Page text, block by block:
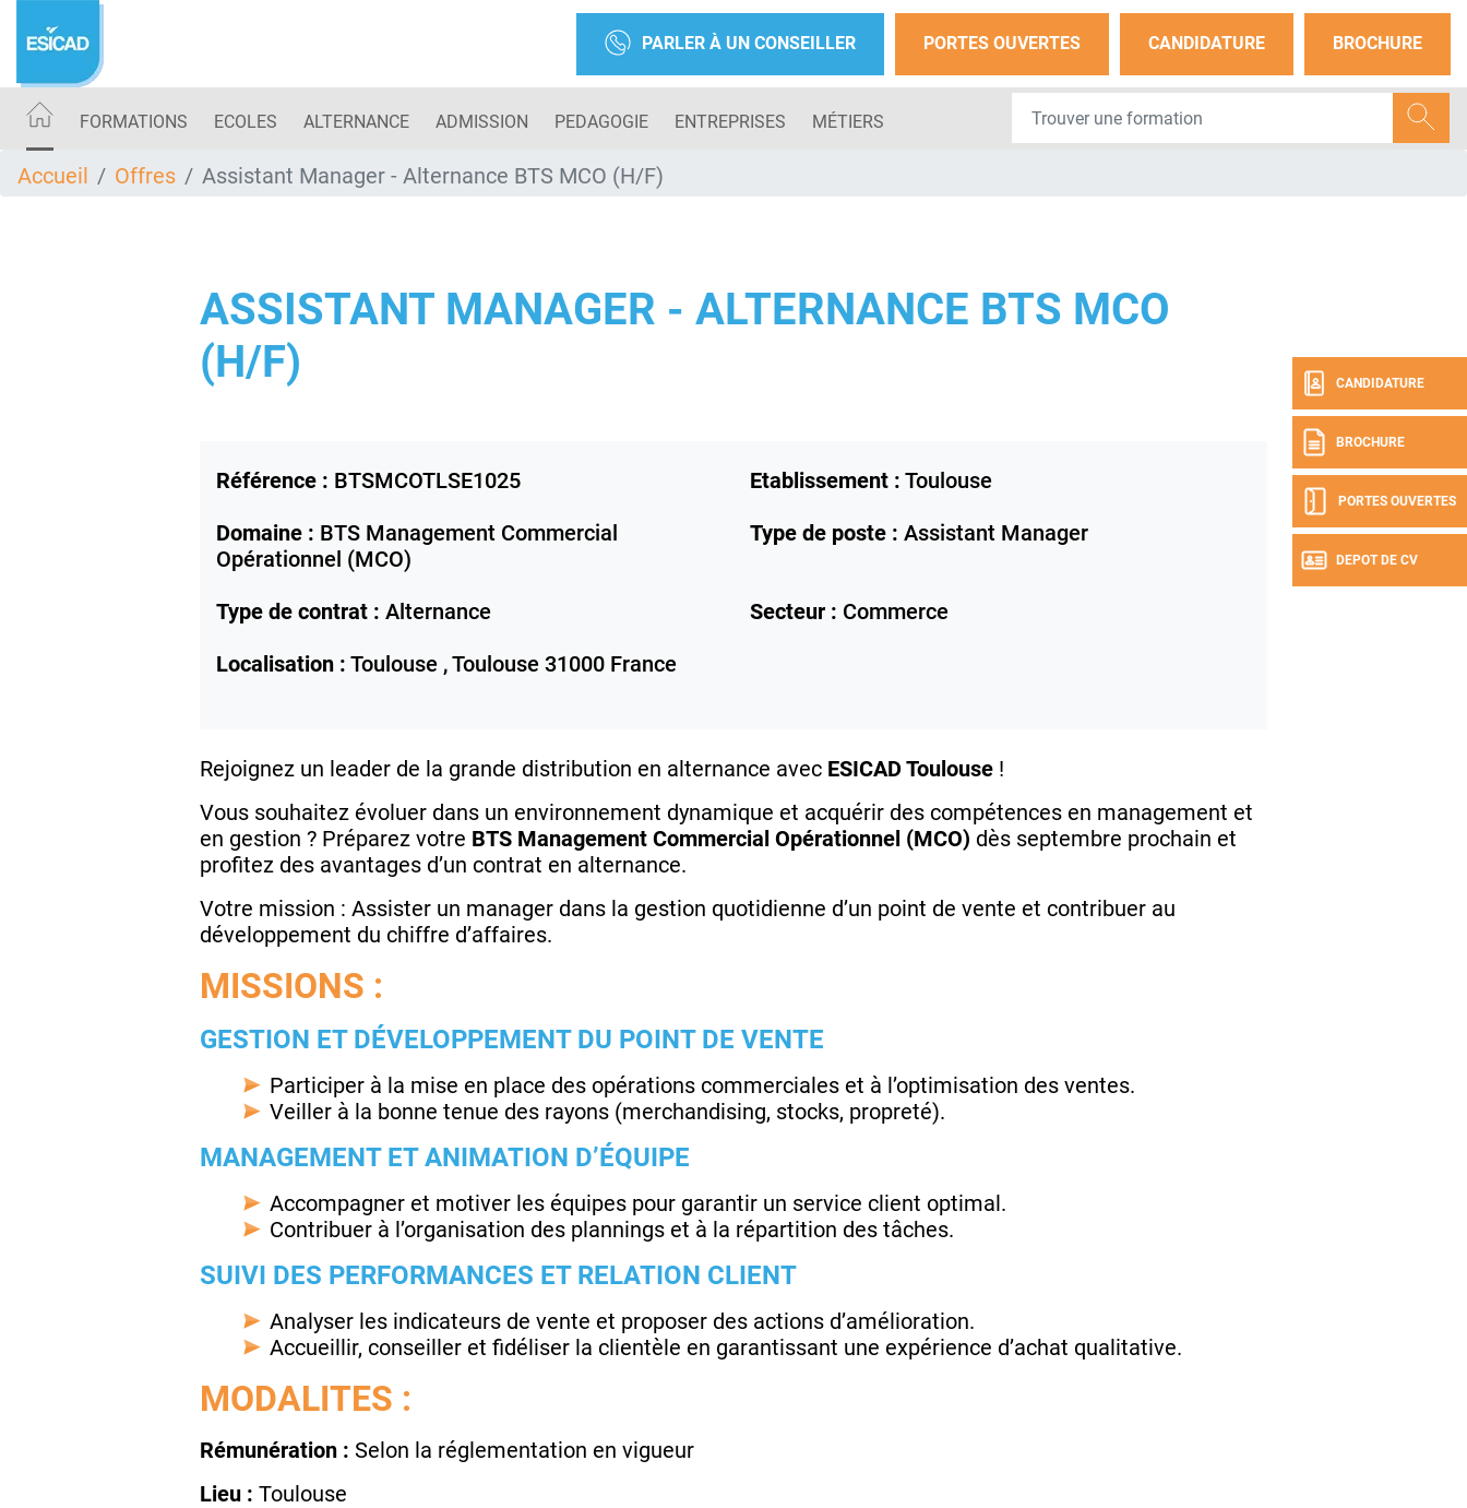
contenu
PARLER À UN CONSEILLER PORTES OUVERTES CANDIDATURE BROCHURE
FORMATIONS ECOLES ALTERNANCE ADMISSION PEDAGOGIE ENTREPRISES MÉTIERS
CANDIDATURE
BROCHURE
PORTES OUVERTES
DEPOT DE CV
Accueil Offres Assistant Manager - Alternance BTS MCO (H/F)
ASSISTANT MANAGER - ALTERNANCE BTS MCO
(H/F)
Référence : BTSMCOTLSE1025 Etablissement : Toulouse
Domaine : BTS Management Commercial
Opérationnel (MCO)
Type de poste : Assistant Manager
Type de contrat : Alternance Secteur : Commerce
Localisation : Toulouse ,Toulouse 31000 France
Rejoignez un leader de la grande distribution en alternance avec ESICAD Toulouse !
Vous souhaitez évoluer dans un environnement dynamique et acquérir des compétences en management et
en gestion ? Préparez votre BTS Management Commercial Opérationnel (MCO) dès septembre prochain et
profitez des avantages d’un contrat en alternance.
Votre mission : Assister un manager dans la gestion quotidienne d’un point de vente et contribuer au
développement du chiffre d’affaires.
MISSIONS :
GESTION ET DÉVELOPPEMENT DU POINT DE VENTE
Participer à la mise en place des opérations commerciales et à l’optimisation des ventes.
Veiller à la bonne tenue des rayons (merchandising, stocks, propreté).
MANAGEMENT ET ANIMATION D’ÉQUIPE
Accompagner et motiver les équipes pour garantir un service client optimal.
Contribuer à l’organisation des plannings et à la répartition des tâches.
SUIVI DES PERFORMANCES ET RELATION CLIENT
Analyser les indicateurs de vente et proposer des actions d’amélioration.
Accueillir, conseiller et fidéliser la clientèle en garantissant une expérience d’achat qualitative.
MODALITES :
Rémunération : Selon la réglementation en vigueur
Lieu : Toulouse